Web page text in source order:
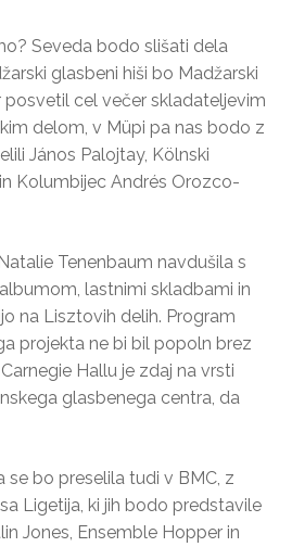
Seveda bodo slišati dela
glasbeni hiši bo Madžarski
cel večer skladateljevim
delom, v Müpi pa nas bodo z
János Palojtay, Kölnski
Kolumbijec Andrés Orozco-
Tenenbaum navdušila s
lastnimi skladbami in
na Lisztovih delih. Program
projekta ne bi bil popoln brez
Hallu je zdaj na vrsti
glasbenega centra, da
se bo preselila tudi v BMC, z
Ligetija, ki jih bodo predstavile
Jones, Ensemble Hopper in